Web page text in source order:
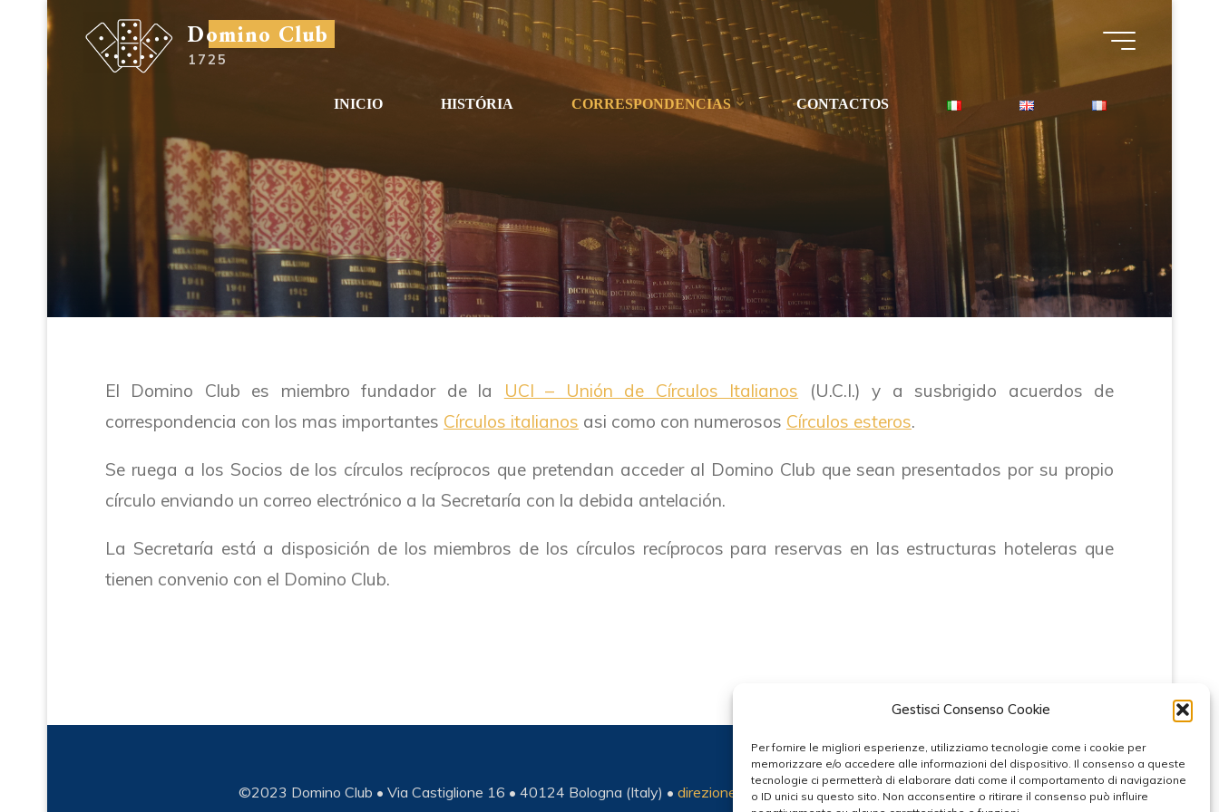
Gestisci Consenso Cookie
Per fornire le migliori esperienze, utilizziamo tecnologie come i cookie per
memorizzare e/o accedere alle informazioni del dispositivo. Il consenso a queste
tecnologie ci permetterà di elaborare dati come il comportamento di navigazione
o ID unici su questo sito. Non acconsentire o ritirare il consenso può influire
contenido
Domino Club
1725
INICIO HISTÓRIA CORRESPONDENCIAS CONTACTOS
El Domino Club es miembro fundador de la UCI – Unión de Círculos Italianos (U.C.I.) y a susbrigido acuerdos de
correspondencia con los mas importantes Círculos italianos asi como con numerosos Círculos esteros.
Se ruega a los Socios de los círculos recíprocos que pretendan acceder al Domino Club que sean presentados por su propio
círculo enviando un correo electrónico a la Secretaría con la debida antelación.
La Secretaría está a disposición de los miembros de los círculos recíprocos para reservas en las estructuras hoteleras que
tienen convenio con el Domino Club.
©2023 Domino Club • Via Castiglione 16 • 40124 Bologna (Italy) • direzione@domino-club.it• C.F. 80012210375